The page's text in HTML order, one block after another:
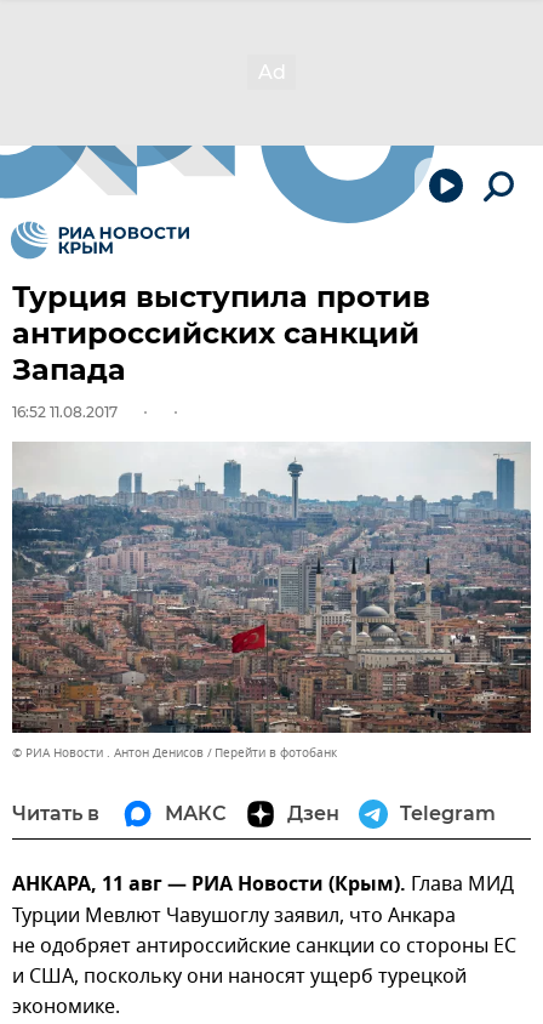
Турция выступила против
антироссийских санкций
Запада
16:52 11.08.2017
© РИА Новости . Антон Денисов Перейти в фотобанк
Читать в МАКС Дзен Telegram
АНКАРА, 11 авг — РИА Новости (Крым). Глава МИД
Турции Мевлют Чавушоглу заявил, что Анкара
не одобряет антироссийские санкции со стороны ЕС
и США, поскольку они наносят ущерб турецкой
экономике.